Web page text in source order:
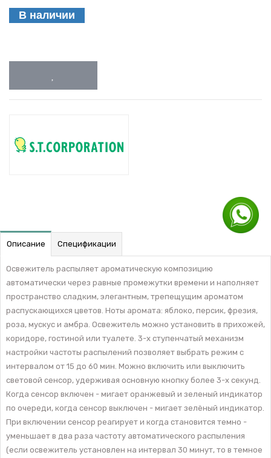
В наличии
Описание Спецификации
Освежитель распыляет ароматическую композицию
автоматически через равные промежутки времени и наполняет
пространство сладким, элегантным, трепещущим ароматом
распускающихся цветов. Ноты аромата: яблоко, персик, фрезия,
роза, мускус и амбра. Освежитель можно установить в прихожей,
коридоре, гостиной или туалете. 3-х ступенчатый механизм
настройки частоты распылений позволяет выбрать режим с
интервалом от 15 до 60 мин. Можно включить или выключить
световой сенсор, удерживая основную кнопку более 3-х секунд.
Когда сенсор включен - мигает оранжевый и зеленый индикатор
по очереди, когда сенсор выключен - мигает зелёный индикатор.
При включении сенсор реагирует и когда становится темно -
уменьшает в два раза частоту автоматического распыления
(если освежитель установлен на интервал 30 минут, то в темное